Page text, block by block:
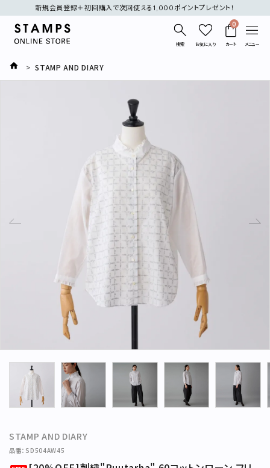
新規会員登録＋初回購入で次回使える1,000ポイントプレゼント！
検索 お気に入り
0
カート メニュー
search
デニム オケージョン
アカウント
再入荷商品
定番商品
カテゴリー
ブランド
STAMP AND DIARY
STAMP AND DIARY
品番：SD504AW45